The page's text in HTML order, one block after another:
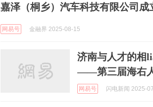
嘉泽（桐乡）汽车科技有限公司成
网易号 金融界 2025-08-15
济南与人才的相
——第三届海右
网易号 闪电新闻 2025-